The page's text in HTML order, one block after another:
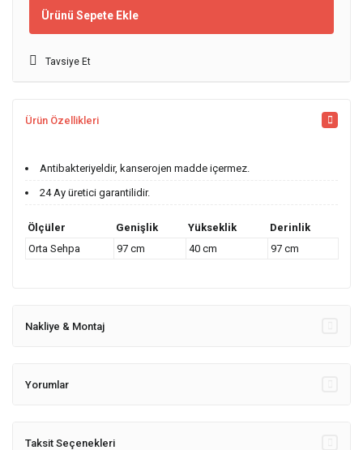
Ürünü Sepete Ekle
Tavsiye Et
Ürün Özellikleri
Antibakteriyeldir, kanserojen madde içermez.
24 Ay üretici garantilidir.
Ölçüler Genişlik Yükseklik
Derinlik
Orta Sehpa
97 cm 40 cm 97 cm
Nakliye & Montaj
Yorumlar
Taksit Seçenekleri